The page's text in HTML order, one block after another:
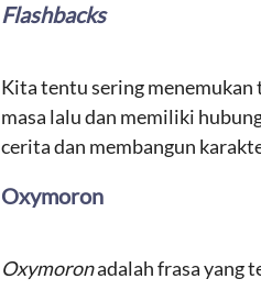
Flashbacks
Kita tentu sering menemukan
masa lalu dan memiliki
cerita dan membangun
Oxymoron
Oxymoronadalah frasa yang